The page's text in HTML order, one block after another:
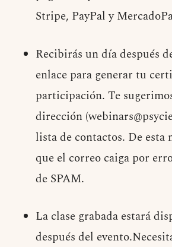
Stripe, PayPal y
Recibirás un día después
enlace para generar tu
participación. Te
dirección (
lista de contactos. De esta
que el correo caiga por
de SPAM.
La clase grabada estará
después del